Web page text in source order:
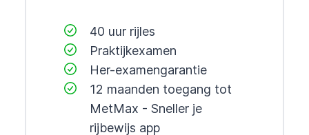
40 uur rijles
Praktijkexamen
Her-examengarantie
12 maanden toegang tot
MetMax - Sneller je
rijbewijs app